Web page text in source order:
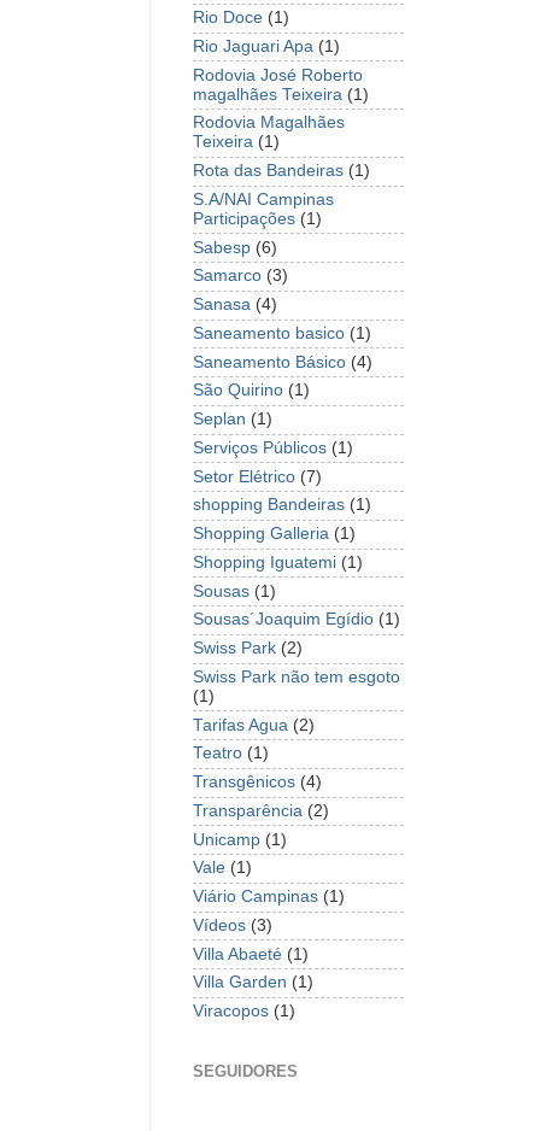
Rio Doce (1)
Rio Jaguari Apa (1)
Rodovia José Roberto
magalhães Teixeira (1)
Rodovia Magalhães
Teixeira (1)
Rota das Bandeiras (1)
S.A/NAI Campinas
Participações (1)
Sabesp (6)
Samarco (3)
Sanasa (4)
Saneamento basico (1)
Saneamento Básico (4)
São Quirino (1)
Seplan (1)
Serviços Públicos (1)
Setor Elétrico (7)
shopping Bandeiras (1)
Shopping Galleria (1)
Shopping Iguatemi (1)
Sousas (1)
Sousas´Joaquim Egídio (1)
Swiss Park (2)
Swiss Park não tem esgoto
(1)
Tarifas Agua (2)
Teatro (1)
Transgênicos (4)
Transparência (2)
Unicamp (1)
Vale (1)
Viário Campinas (1)
Vídeos (3)
Villa Abaeté (1)
Villa Garden (1)
Viracopos (1)
SEGUIDORES